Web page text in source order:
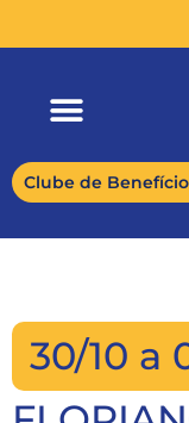
Clube de
30/10 a